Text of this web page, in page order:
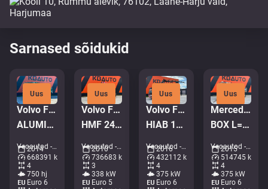
Sarnased sõidukid
Uus
Volvo FH16 750 8x4*4
ALUMINIUM TIPPER BODY / EURO5
Veoautod - Kallur • M966-2659
2014
668391 km
4
750 hj
Euro 6
Uus
Volvo FM 450 6x2*4
HMF 2420 K5 / PALIFT L=4750 mm
Veoautod - Kraanaga konkslift • M062-7905
2010
736683 km
3
338 kW
Euro 5
Uus
Volvo FM 500 8x4*4
HIAB 144E-5 / BOX L=5992 mm
Veoautod - Kraanaga kallur • M571-8434
2016
432112 km
4
375 kW
Euro 6
Uus
Mercedes-Benz Arocs 3251 8x4
BOX L=6155 mm
Veoautod - Kallur • M635-6038
2015
514745 km
4
375 kW
Euro 6